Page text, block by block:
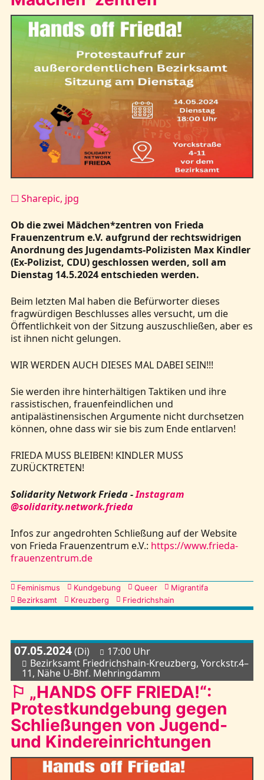
☐ Sharepic, jpg
Ob die zwei Mädchen*zentren von Frieda
Frauenzentrum e.V. aufgrund der rechtswidrigen
Anordnung des Jugendamts-Polizisten Max Kindler
(Ex-Polizist, CDU) geschlossen werden, soll am
Dienstag 14.5.2024 entschieden werden.
Beim letzten Mal haben die Befürworter dieses
fragwürdigen Beschlusses alles versucht, um die
Öffentlichkeit von der Sitzung auszuschließen, aber es
ist ihnen nicht gelungen.
WIR WERDEN AUCH DIESES MAL DABEI SEIN!!!
Sie werden ihre hinterhältigen Taktiken und ihre
rassistischen, frauenfeindlichen und
antipalästinensischen Argumente nicht durchsetzen
können, ohne dass wir sie bis zum Ende entlarven!
FRIEDA MUSS BLEIBEN! KINDLER MUSS
ZURÜCKTRETEN!
Solidarity Network Frieda -Instagram
@solidarity.network.frieda
Infos zur angedrohten Schließung auf der Website
von Frieda Frauenzentrum e.V.: https://www.frieda-
frauenzentrum.de
Kategorien
Feminismus Kundgebung Queer
Migrantifa
Bezirksamt
Kreuzberg Friedrichshain
07.05.2024(Di)
17:00 Uhr
Bezirksamt Friedrichshain-Kreuzberg, Yorckstr.4–
11, Nähe U-Bhf. Mehringdamm
⚐ „HANDS OFF FRIEDA!“:
Protestkundgebung gegen
Schließungen von Jugend-
und Kindereinrichtungen